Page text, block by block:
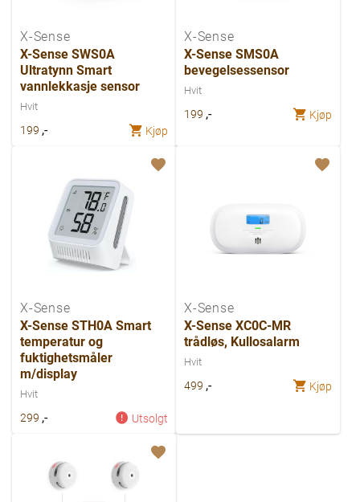
X-Sense
X-Sense SWS0A
Ultratynn Smart
vannlekkasje sensor
Hvit
199 ,- Kjøp
X-Sense
X-Sense SMS0A
bevegelsessensor
Hvit
199 ,- Kjøp
X-Sense
X-Sense STH0A Smart
temperatur og
fuktighetsmåler
m/display
Hvit
299 ,- Utsolgt
X-Sense
X-Sense XC0C-MR
trådløs, Kullosalarm
Hvit
499 ,- Kjøp